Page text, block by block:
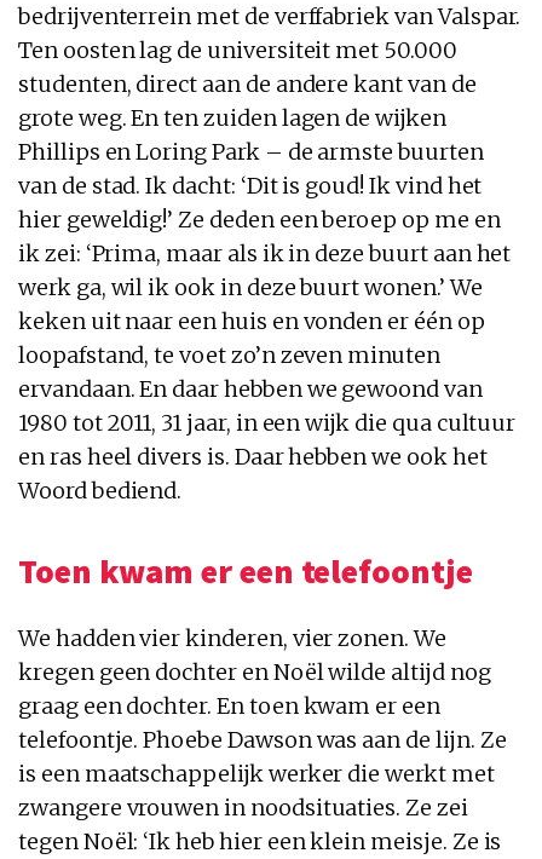
bedrijventerrein met de verffabriek van Valspar.
Ten oosten lag de universiteit met 50.000
studenten, direct aan de andere kant van de
grote weg. En ten zuiden lagen de wijken
Phillips en Loring Park – de armste buurten
van de stad. Ik dacht: ‘Dit is goud! Ik vind het
hier geweldig!’ Ze deden een beroep op me en
ik zei: ‘Prima, maar als ik in deze buurt aan het
werk ga, wil ik ook in deze buurt wonen.’ We
keken uit naar een huis en vonden er één op
loopafstand, te voet zo’n zeven minuten
ervandaan. En daar hebben we gewoond van
1980 tot 2011, 31 jaar, in een wijk die qua cultuur
en ras heel divers is. Daar hebben we ook het
Woord bediend.
Toen kwam er een telefoontje
We hadden vier kinderen, vier zonen. We
kregen geen dochter en Noël wilde altijd nog
graag een dochter. En toen kwam er een
telefoontje. Phoebe Dawson was aan de lijn. Ze
is een maatschappelijk werker die werkt met
zwangere vrouwen in noodsituaties. Ze zei
tegen Noël: ‘Ik heb hier een klein meisje. Ze is